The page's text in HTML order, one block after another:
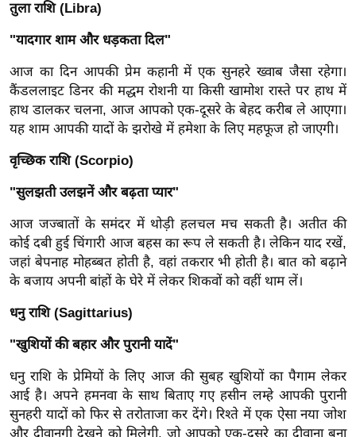
ली
वु
फि
ल्म
स
क्षा
B
e
a
k
n
g
N
e
w
s
तुला राशि (Libra)
"यादगार शाम और धड़कता दिल"
आज का दिन आपकी प्रेम कहानी में एक सुनहरे ख्वाब जैसा रहेगा।
कैंडललाइट डिनर की मद्धम रोशनी या किसी खामोश रास्ते पर हाथ में
हाथ डालकर चलना, आज आपको एक-दूसरे के बेहद करीब ले आएगा।
यह शाम आपकी यादों के झरोखे में हमेशा के लिए महफूज हो जाएगी।
वृच्छिक राशि (Scorpio)
"सुलझती उलझनें और बढ़ता प्यार"
आज जज्बातों के समंदर में थोड़ी हलचल मच सकती है। अतीत की
कोई दबी हुई चिंगारी आज बहस का रूप ले सकती है। लेकिन याद रखें,
जहां बेपनाह मोहब्बत होती है, वहां तकरार भी होती है। बात को बढ़ाने
के बजाय अपनी बांहों के घेरे में लेकर शिकवों को वहीं थाम लें।
धनु राशि (Sagittarius)
"खुशियों की बहार और पुरानी यादें"
धनु राशि के प्रेमियों के लिए आज की सुबह खुशियों का पैगाम लेकर
आई है। अपने हमनवा के साथ बिताए गए हसीन लम्हे आपकी पुरानी
सुनहरी यादों को फिर से तरोताजा कर देंगे। रिश्ते में एक ऐसा नया जोश
और दीवानगी देखने को मिलेगी, जो आपको एक-दूसरे का दीवाना बना